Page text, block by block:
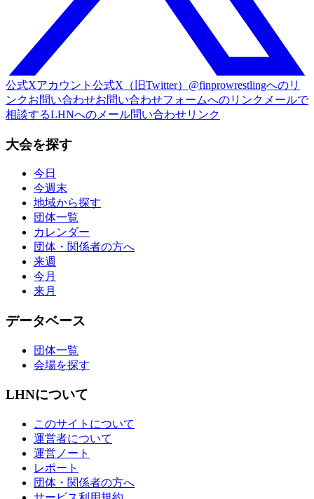
公式Xアカウント 公式X（旧Twitter）@finprowrestlingへのリ
ンクお問い合わせお問い合わせフォームへのリンク メールで
相談するLHNへのメール問い合わせリンク
大会を探す
今日
今週末
地域から探す
団体一覧
カレンダー
団体・関係者の方へ
来週
今月
来月
データベース
団体一覧
会場を探す
LHNについて
このサイトについて
運営者について
運営ノート
レポート
団体・関係者の方へ